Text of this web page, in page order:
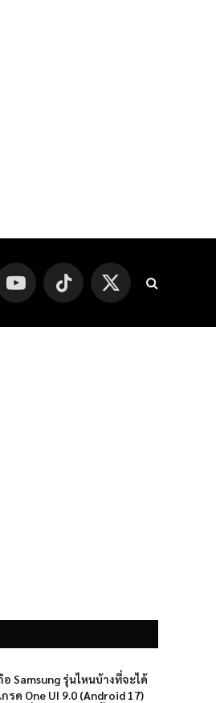
YouTube TikTok
X
(Twitter)
Samsung รุ่นไหนบ้างที่จะได้
รด One UI 9.0 (Android 17)